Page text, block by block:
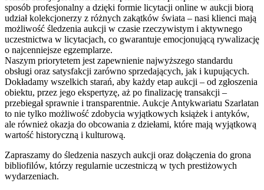
sposób profesjonalny a dzięki formie licytacji online w aukcji biorą
udział kolekcjonerzy z różnych zakątków świata – nasi klienci mają
możliwość śledzenia aukcji w czasie rzeczywistym i aktywnego
uczestnictwa w licytacjach, co gwarantuje emocjonującą rywalizację
o najcenniejsze egzemplarze.
Naszym priorytetem jest zapewnienie najwyższego standardu
obsługi oraz satysfakcji zarówno sprzedających, jak i kupujących.
Dokładamy wszelkich starań, aby każdy etap aukcji – od zgłoszenia
obiektu, przez jego ekspertyzę, aż po finalizację transakcji –
przebiegał sprawnie i transparentnie. Aukcje Antykwariatu Szarlatan
to nie tylko możliwość zdobycia wyjątkowych książek i antyków,
ale również okazja do obcowania z dziełami, które mają wyjątkową
wartość historyczną i kulturową.
Zapraszamy do śledzenia naszych aukcji oraz dołączenia do grona
bibliofilów, którzy regularnie uczestniczą w tych prestiżowych
wydarzeniach.